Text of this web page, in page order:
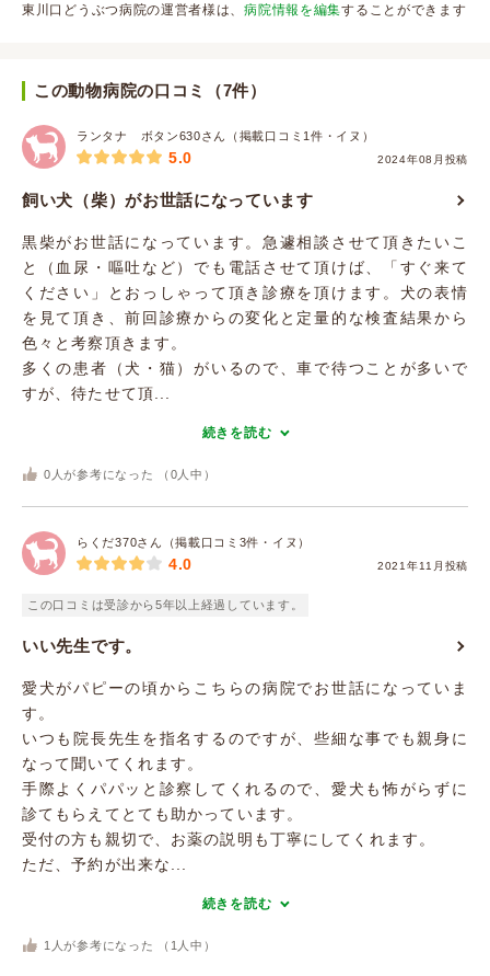
東川口どうぶつ病院の運営者様は、病院情報を編集することができます
この動物病院の口コミ（7件）
ランタナ ボタン630さん（掲載口コミ1件・イヌ）
2024年08月投稿
5.0
飼い犬（柴）がお世話になっています
黒柴がお世話になっています。急遽相談させて頂きたいこ
と（血尿・嘔吐など）でも電話させて頂けば、「すぐ来て
ください」とおっしゃって頂き診療を頂けます。犬の表情
を見て頂き、前回診療からの変化と定量的な検査結果から
色々と考察頂きます。
多くの患者（犬・猫）がいるので、車で待つことが多いで
すが、待たせて頂...
続きを読む
0 人が参考になった （ 0 人中）
らくだ370さん（掲載口コミ3件・イヌ）
2021年11月投稿
4.0
この口コミは受診から5年以上経過しています。
いい先生です。
愛犬がパピーの頃からこちらの病院でお世話になっていま
す。
いつも院長先生を指名するのですが、些細な事でも親身に
なって聞いてくれます。
手際よくパパッと診察してくれるので、愛犬も怖がらずに
診てもらえてとても助かっています。
受付の方も親切で、お薬の説明も丁寧にしてくれます。
ただ、予約が出来な...
続きを読む
1 人が参考になった （ 1 人中）